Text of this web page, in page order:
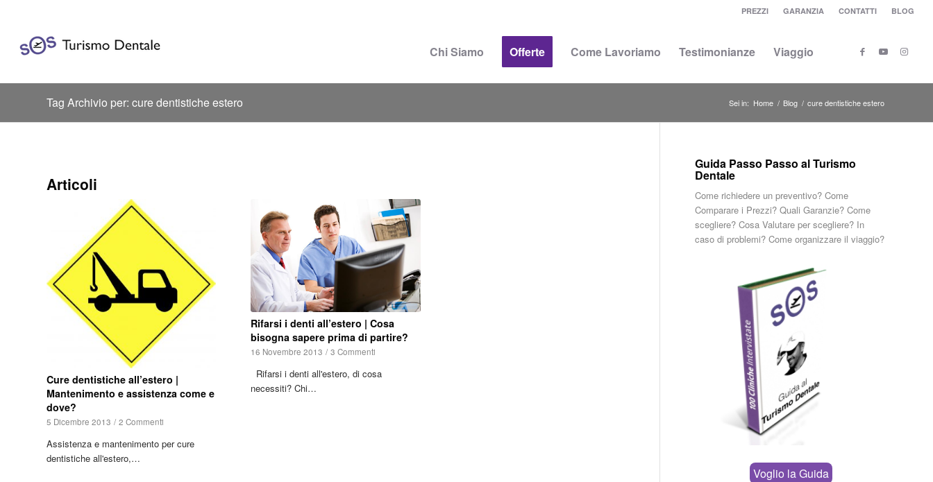
PREZZI GARANZIA CONTATTI BLOG
Chi Siamo Offerte Come Lavoriamo Testimonianze Viaggio
Tag Archivio per: cure dentistiche estero Sei in: Home / Blog / cure dentistiche estero
Articoli
Cure dentistiche all’estero |
Mantenimento e assistenza come e
dove?
5 Dicembre 2013 / 2 Commenti
Assistenza e mantenimento per cure
dentistiche all'estero,…
Rifarsi i denti all’estero | Cosa
bisogna sapere prima di partire?
16 Novembre 2013 / 3 Commenti
Rifarsi i denti all'estero, di cosa
necessiti? Chi…
Guida Passo Passo al Turismo
Dentale
Come richiedere un preventivo? Come
Comparare i Prezzi? Quali Garanzie? Come
scegliere? Cosa Valutare per scegliere? In
caso di problemi? Come organizzare il viaggio?
Voglio la Guida